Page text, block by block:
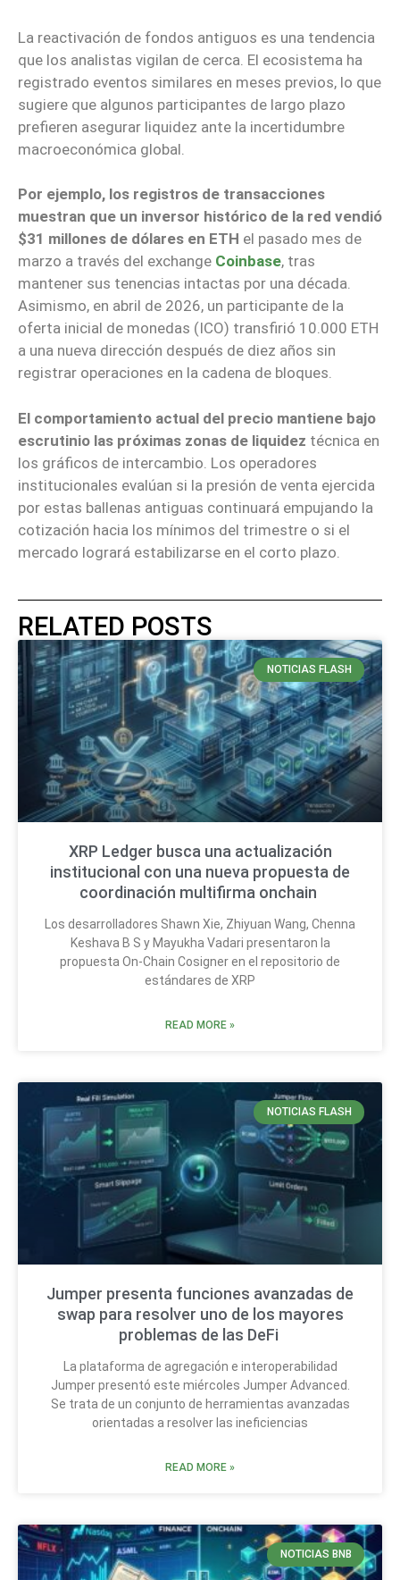
La reactivación de fondos antiguos es una tendencia
que los analistas vigilan de cerca. El ecosistema ha
registrado eventos similares en meses previos, lo que
sugiere que algunos participantes de largo plazo
prefieren asegurar liquidez ante la incertidumbre
macroeconómica global.
Por ejemplo, los registros de transacciones
muestran que un inversor histórico de la red vendió
$31 millones de dólares en ETH el pasado mes de
marzo a través del exchange Coinbase, tras
mantener sus tenencias intactas por una década.
Asimismo, en abril de 2026, un participante de la
oferta inicial de monedas (ICO) transfirió 10.000 ETH
a una nueva dirección después de diez años sin
registrar operaciones en la cadena de bloques.
El comportamiento actual del precio mantiene bajo
escrutinio las próximas zonas de liquidez técnica en
los gráficos de intercambio. Los operadores
institucionales evalúan si la presión de venta ejercida
por estas ballenas antiguas continuará empujando la
cotización hacia los mínimos del trimestre o si el
mercado logrará estabilizarse en el corto plazo.
RELATED POSTS
NOTICIAS FLASH
XRP Ledger busca una actualización
institucional con una nueva propuesta de
coordinación multifirma onchain
Los desarrolladores Shawn Xie, Zhiyuan Wang, Chenna
Keshava B S y Mayukha Vadari presentaron la
propuesta On-Chain Cosigner en el repositorio de
estándares de XRP
READ MORE »
NOTICIAS FLASH
Jumper presenta funciones avanzadas de
swap para resolver uno de los mayores
problemas de las DeFi
La plataforma de agregación e interoperabilidad
Jumper presentó este miércoles Jumper Advanced.
Se trata de un conjunto de herramientas avanzadas
orientadas a resolver las ineficiencias
READ MORE »
NOTICIAS BNB